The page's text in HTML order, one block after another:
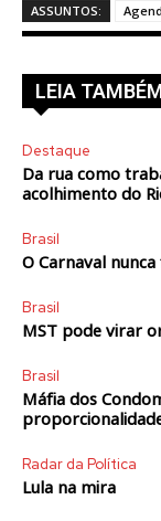
ASSUNTOS:
LEIA
Destaque
Da rua como
acolhimento do
Brasil
O Carnaval
Brasil
MST pode virar
Brasil
Máfia dos
Radar da Política
Lula na mira